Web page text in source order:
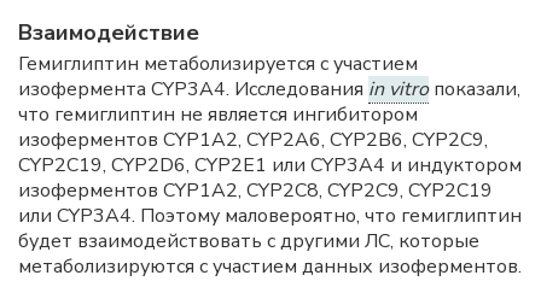
Взаимодействие
Гемиглиптин метаболизируется с участием
изофермента CYP3A4. Исследования in vitroпоказали,
что гемиглиптин не является ингибитором
изоферментов CYP1A2, CYP2A6, CYP2B6, CYP2C9,
CYP2C19, CYP2D6, CYP2E1 или CYP3A4 и индуктором
изоферментов CYP1A2, CYP2C8, CYP2C9, CYP2C19
или CYP3A4. Поэтому маловероятно, что гемиглиптин
будет взаимодействовать с другими ЛС, которые
метаболизируются с участием данных изоферментов.